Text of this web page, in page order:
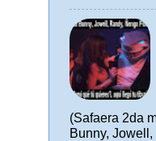
(Safaera 2da
Bunny,